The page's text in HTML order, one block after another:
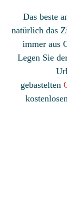
Das beste
natürlich das
immer aus
Legen Sie
gebastelten